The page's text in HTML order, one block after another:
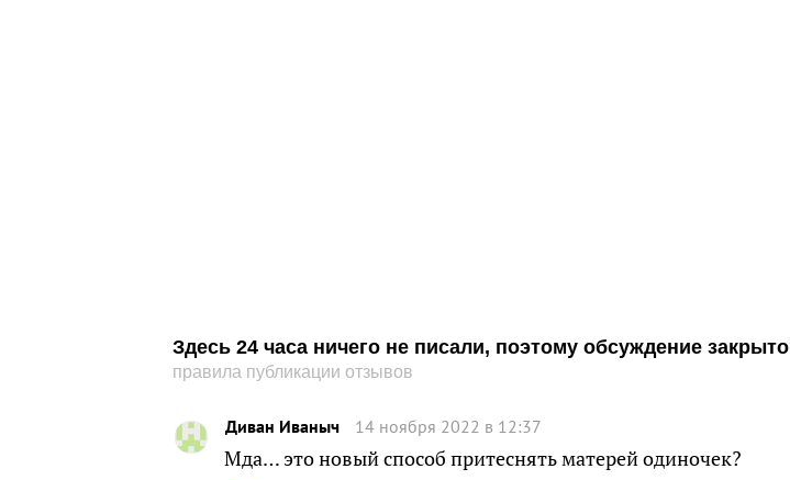
Здесь 24 часа ничего не писали, поэтому обсуждение закрыто
правила публикации отзывов
Диван Иваныч 14 ноября 2022 в 12:37
Мда… это новый способ притеснять матерей одиночек?